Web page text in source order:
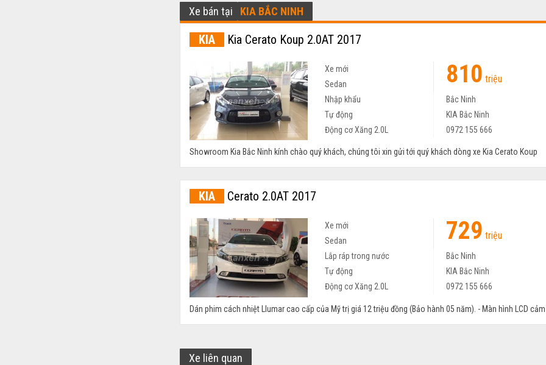
Xe bán tại KIA BẮC NINH
KIA Kia Cerato Koup 2.0AT 2017
Xe mới 810 triệu
Sedan
Nhập khẩu
Bắc Ninh
Tự động
KIA Bắc Ninh
Động cơ Xăng 2.0L
0972 155 666
Showroom Kia Bắc Ninh kính chào quý khách, chúng tôi xin gửi tới quý khách dòng xe Kia Cerato Koup
KIA Cerato 2.0AT 2017
Xe mới 729 triệu
Sedan
Lắp ráp trong nước
Bắc Ninh
Tự động
KIA Bắc Ninh
Động cơ Xăng 2.0L
0972 155 666
Dán phim cách nhiệt Llumar cao cấp của Mỹ trị giá 12 triệu đồng (Bảo hành 05 năm). - Màn hình LCD cảm
Xe liên quan